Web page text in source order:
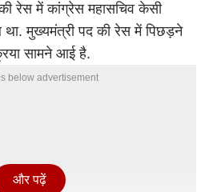
रेस में कांग्रेस महासचिव केसी
था. मुख्यमंत्री पद की रेस में पिछड़ने
सामने आई है.
below advertisement
और पढ़ें